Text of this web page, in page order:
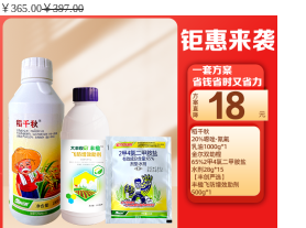
￥365.00￥397.00